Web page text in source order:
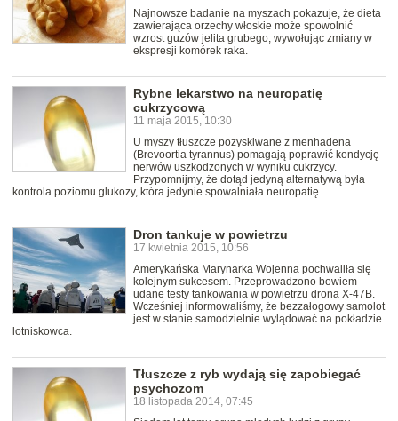
Najnowsze badanie na myszach pokazuje, że dieta
zawierająca orzechy włoskie może spowolnić
wzrost guzów jelita grubego, wywołując zmiany w
ekspresji komórek raka.
Rybne lekarstwo na neuropatię
cukrzycową
11 maja 2015, 10:30
U myszy tłuszcze pozyskiwane z menhadena
(Brevoortia tyrannus) pomagają poprawić kondycję
nerwów uszkodzonych w wyniku cukrzycy.
Przypomnijmy, że dotąd jedyną alternatywą była
kontrola poziomu glukozy, która jedynie spowalniała neuropatię.
Dron tankuje w powietrzu
17 kwietnia 2015, 10:56
Amerykańska Marynarka Wojenna pochwaliła się
kolejnym sukcesem. Przeprowadzono bowiem
udane testy tankowania w powietrzu drona X-47B.
Wcześniej informowaliśmy, że bezzałogowy samolot
jest w stanie samodzielnie wylądować na pokładzie
lotniskowca.
Tłuszcze z ryb wydają się zapobiegać
psychozom
18 listopada 2014, 07:45